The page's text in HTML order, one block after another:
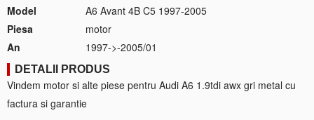
Model
A6 Avant 4B C5 1997-2005
Piesa
motor
An
1997->-2005/01
DETALII PRODUS
Vindem motor si alte piese pentru Audi A6 1.9tdi awx gri metal cu
factura si garantie